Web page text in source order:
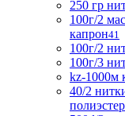
250 гр
100г/2
капрон41
100г/2
100г/3
kz-1000м
40/2
полиэстер